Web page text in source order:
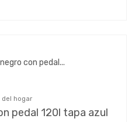
del hogar
pedal 120l tapa azul